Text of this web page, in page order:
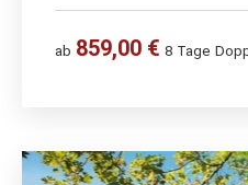
ab 859,00 € 8 Tage